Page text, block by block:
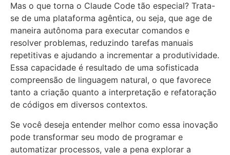
Mas o que torna o Claude Code tão especial? Trata-
se de uma plataforma agêntica, ou seja, que age de
maneira autônoma para executar comandos e
resolver problemas, reduzindo tarefas manuais
repetitivas e ajudando a incrementar a produtividade.
Essa capacidade é resultado de uma sofisticada
compreensão de linguagem natural, o que favorece
tanto a criação quanto a interpretação e refatoração
de códigos em diversos contextos.
Se você deseja entender melhor como essa inovação
pode transformar seu modo de programar e
automatizar processos, vale a pena explorar a